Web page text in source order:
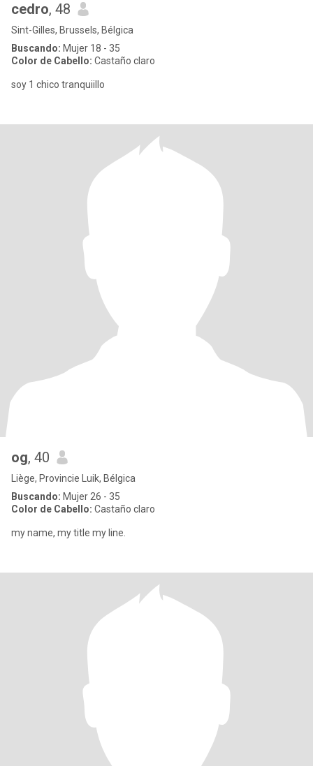
cedro, 48
Sint-Gilles, Brussels, Bélgica
Buscando: Mujer 18 - 35
Color de Cabello: Castaño claro
soy 1 chico tranquiillo
og, 40
Liège, Provincie Luik, Bélgica
Buscando: Mujer 26 - 35
Color de Cabello: Castaño claro
my name, my title my line.